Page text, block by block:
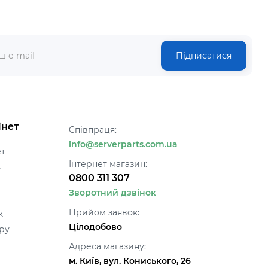
Підписатися
Співпраця:
info@serverparts.com.ua
Інтернет магазин:
0800 311 307
Зворотний дзвінок
Прийом заявок:
Цілодобово
Адреса магазину:
м. Київ, вул. Кониського, 26